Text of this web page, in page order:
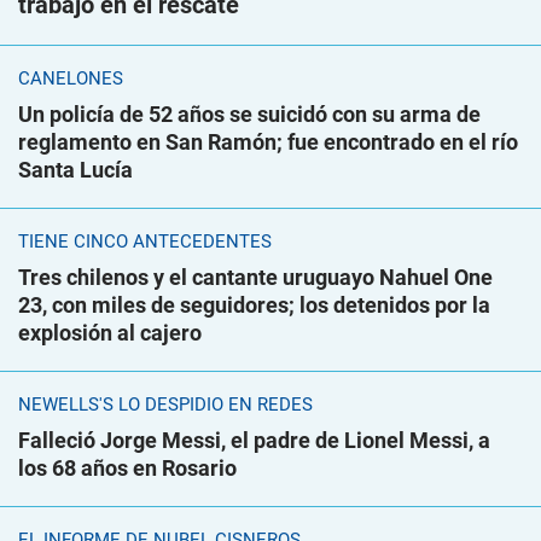
CANELONES
Un policía de 52 años se suicidó con su arma de
reglamento en San Ramón; fue encontrado en el río
Santa Lucía
TIENE CINCO ANTECEDENTES
Tres chilenos y el cantante uruguayo Nahuel One
23, con miles de seguidores; los detenidos por la
explosión al cajero
NEWELLS'S LO DESPIDIÓ EN REDES
Falleció Jorge Messi, el padre de Lionel Messi, a
los 68 años en Rosario